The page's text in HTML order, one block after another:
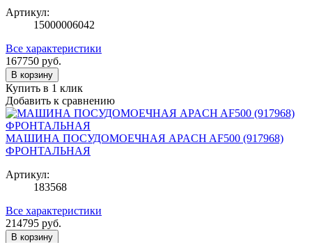
Артикул:
15000006042
Все характеристики
167750 руб.
В корзину
Купить в 1 клик
Добавить к сравнению
МАШИНА ПОСУДОМОЕЧНАЯ APACH AF500 (917968)
ФРОНТАЛЬНАЯ
Артикул:
183568
Все характеристики
214795 руб.
В корзину